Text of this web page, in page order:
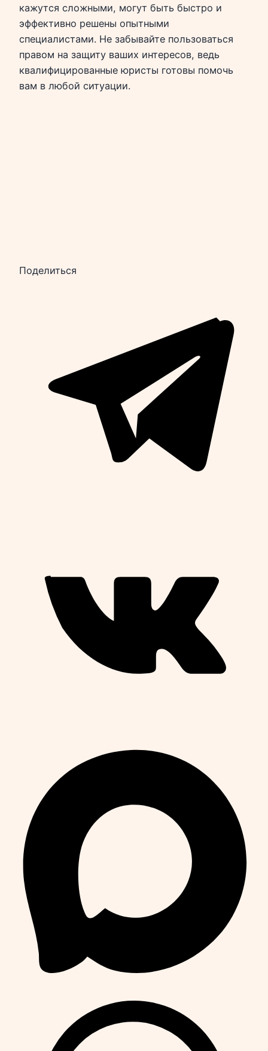
кажутся сложными, могут быть быстро и
эффективно решены опытными
специалистами. Не забывайте пользоваться
правом на защиту ваших интересов, ведь
квалифицированные юристы готовы помочь
вам в любой ситуации.
Поделиться